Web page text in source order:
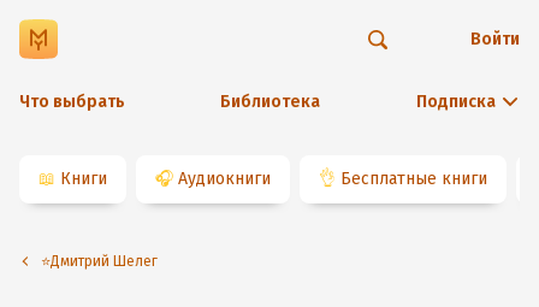
Что выбрать Библиотека Подписка
Войти
📖 Книги 🎧 Аудиокниги 👌 Бесплатные книги
⭐️Дмитрий Шелег